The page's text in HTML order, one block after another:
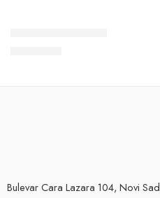
Bulevar Cara Lazara 104, Novi Sad